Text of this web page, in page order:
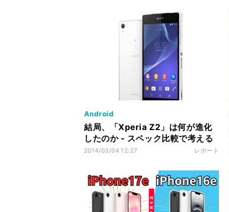
Android
結局、「Xperia Z2」は何が進化
したのか - スペック比較で考える
2014/03/04 12:27 レポート